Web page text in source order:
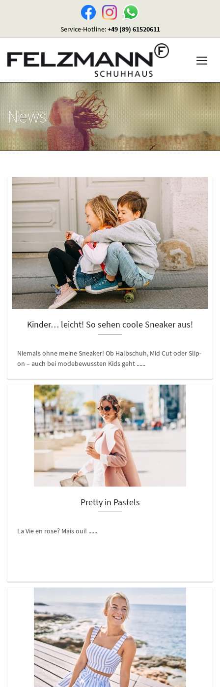
Service-Hotline:+49 (89) 61520611
News
Kinder… leicht! So sehen coole Sneaker aus!
Niemals ohne meine Sneaker! Ob Halbschuh, Mid Cut oder Slip-
on – auch bei modebewussten Kids geht ......
Pretty in Pastels
La Vie en rose? Mais oui! ......